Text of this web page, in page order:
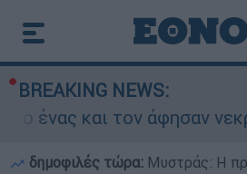
BREAKING NEWS:
και τον άφησαν νεκρό στο
δημοφιλές τώρα: Μυστράς: Η